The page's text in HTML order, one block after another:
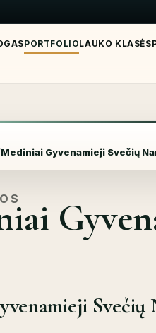
PORTFOLIOLAUKO KLASĖS
Mediniai Gyvenamieji Svečių
Svečių